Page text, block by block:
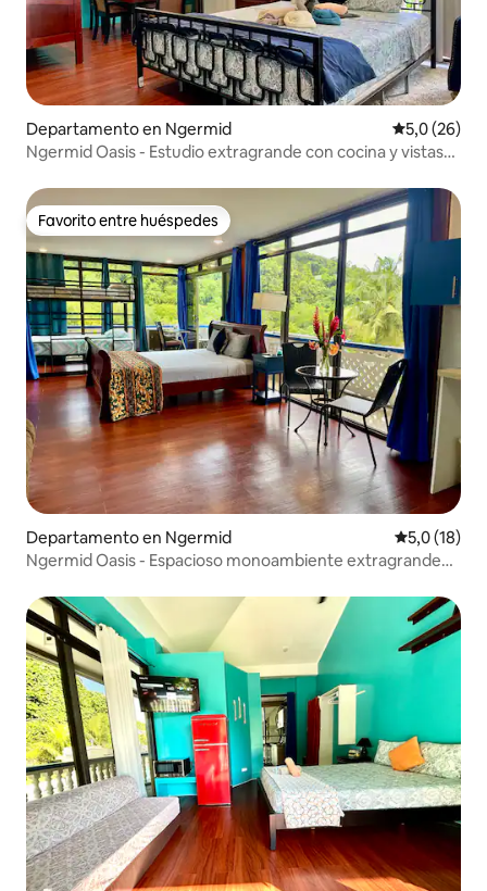
Departamento en Ngermid Calificación
5,0 (26)
Ngermid Oasis - Estudio extragrande con cocina y vistas
Favorito entre huéspedes
Favorito entre huéspedes
Departamento en Ngermid Calificación
5,0 (18)
Ngermid Oasis - Espacioso monoambiente extragrande